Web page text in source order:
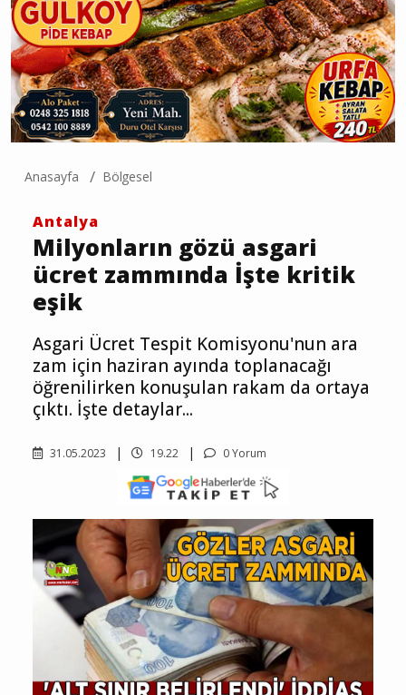
Anasayfa Bölgesel
Antalya
Milyonların gözü asgari
ücret zammında İşte kritik
eşik
Asgari Ücret Tespit Komisyonu'nun ara
zam için haziran ayında toplanacağı
öğrenilirken konuşulan rakam da ortaya
çıktı. İşte detaylar...
31.05.2023 19.22 0 Yorum